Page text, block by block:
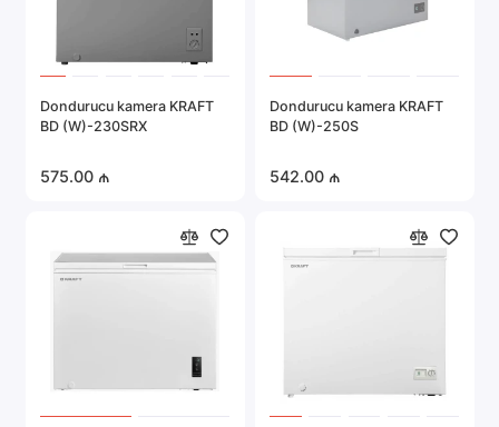
Dondurucu kamera KRAFT
BD (W)-230SRX
575.00 ₼
Dondurucu kamera KRAFT
BD (W)-250S
542.00 ₼